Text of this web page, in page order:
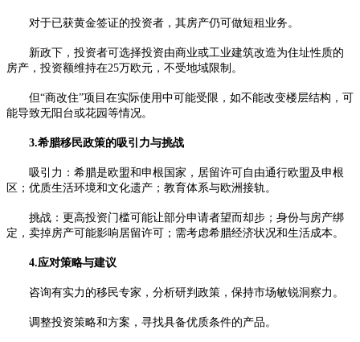
对于已获黄金签证的投资者，其房产仍可做短租业务。
新政下，投资者可选择投资由商业或工业建筑改造为住址性质的
房产，投资额维持在25万欧元，不受地域限制。
但“商改住”项目在实际使用中可能受限，如不能改变楼层结构，可
能导致无阳台或花园等情况。
3.希腊移民政策的吸引力与挑战
吸引力：希腊是欧盟和申根国家，居留许可自由通行欧盟及申根
区；优质生活环境和文化遗产；教育体系与欧洲接轨。
挑战：更高投资门槛可能让部分申请者望而却步；身份与房产绑
定，卖掉房产可能影响居留许可；需考虑希腊经济状况和生活成本。
4.应对策略与建议
咨询有实力的移民专家，分析研判政策，保持市场敏锐洞察力。
调整投资策略和方案，寻找具备优质条件的产品。